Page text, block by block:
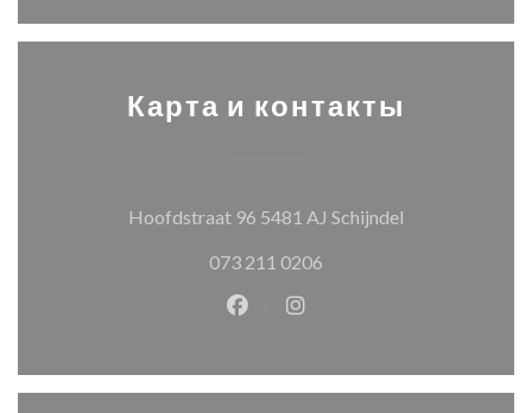
Карта и контакты
Hoofdstraat 96 5481 AJ Schijndel
073 211 0206
Facebook ((открывается в
Instagram